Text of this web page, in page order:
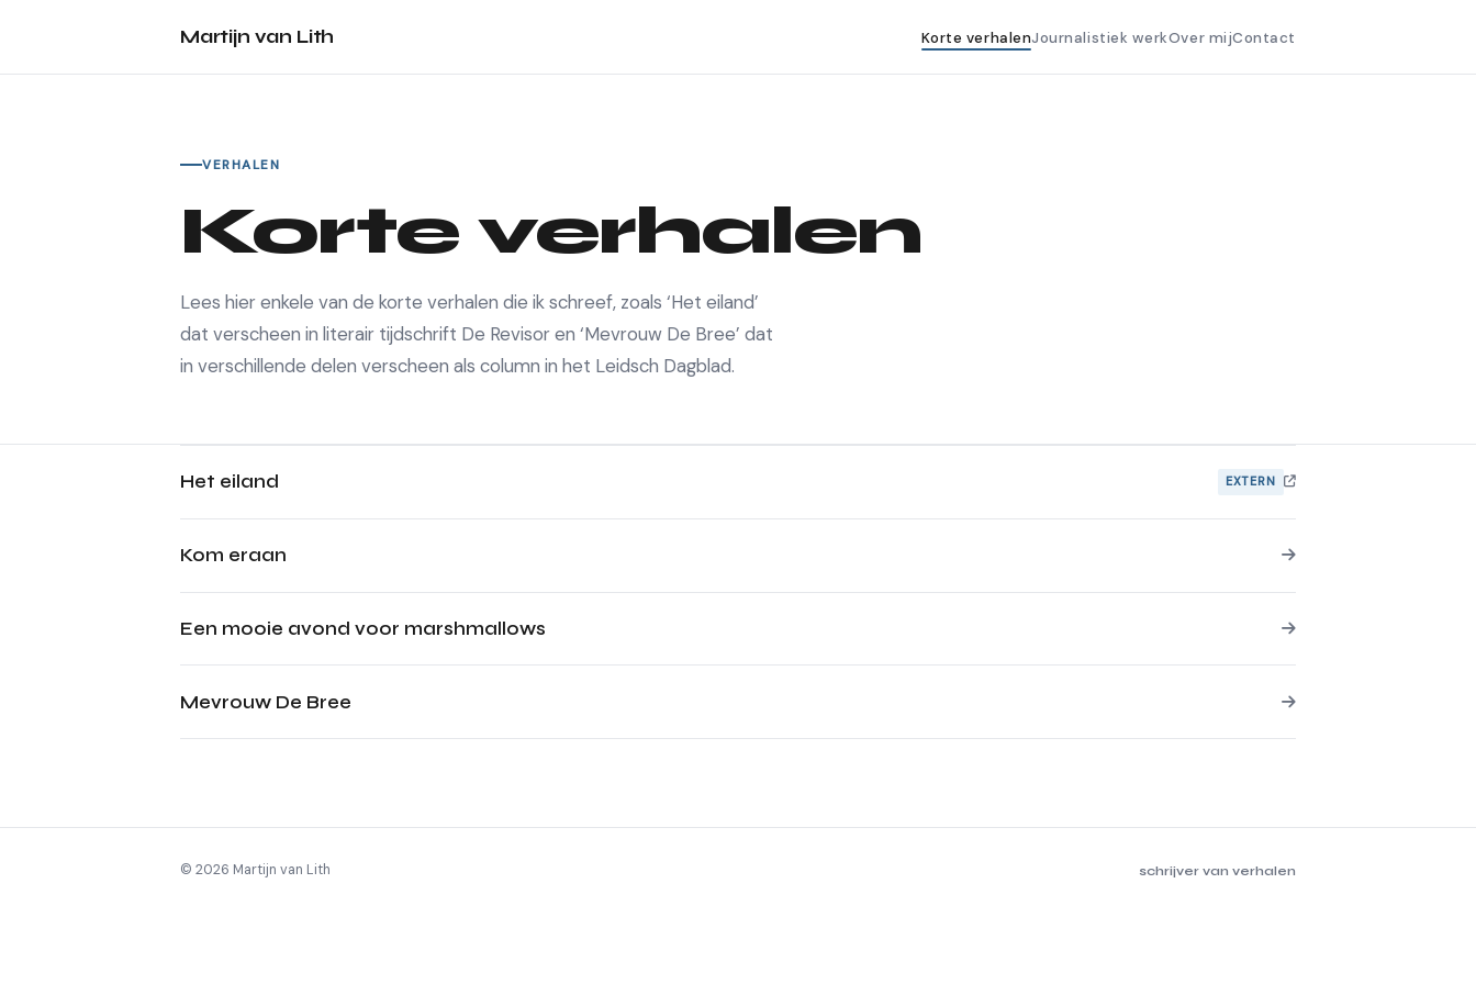
Martijn van Lith Korte verhalenJournalistiek werkOver mijContact
VERHALEN
Korte verhalen
Lees hier enkele van de korte verhalen die ik schreef, zoals ‘Het eiland’
dat verscheen in literair tijdschrift De Revisor en ‘Mevrouw De Bree’ dat
in verschillende delen verscheen als column in het Leidsch Dagblad.
Het eiland EXTERN
Kom eraan
Een mooie avond voor marshmallows
Mevrouw De Bree
© 2026 Martijn van Lith schrijver van verhalen